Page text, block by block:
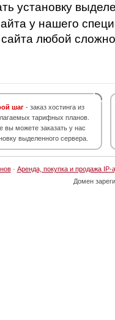
установку
у нашего
любой
шаг - заказ хостинга из
тарифных планов.
вы можете заказать у нас
выделенного сервера.
· Аренда, покупка и продажа IP-
Домен